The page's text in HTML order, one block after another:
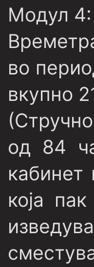
Модул 4:
во
вкупно
од 84
кабинет
која